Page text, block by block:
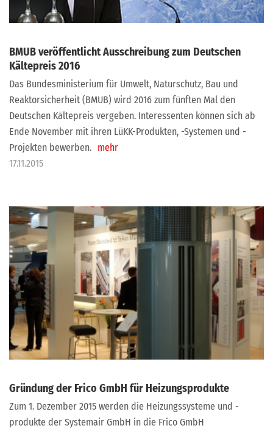
BMUB veröffentlicht Ausschreibung zum Deutschen
Kältepreis 2016
Das Bundesministerium für Umwelt, Naturschutz, Bau und
Reaktorsicherheit (BMUB) wird 2016 zum fünften Mal den
Deutschen Kältepreis vergeben. Interessenten können sich ab
Ende November mit ihren LüKK-Produkten, -Systemen und -
Projekten bewerben. mehr
17.11.2015
Gründung der Frico GmbH für Heizungsprodukte
Zum 1. Dezember 2015 werden die Heizungssysteme und -
produkte der Systemair GmbH in die Frico GmbH